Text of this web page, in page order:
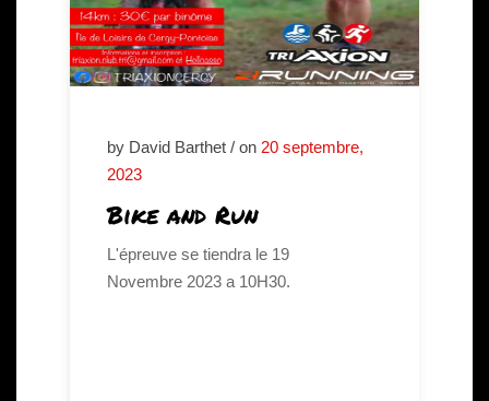
by David Barthet / on 20 septembre,
2023
Bike and Run
L'épreuve se tiendra le 19
Novembre 2023 a 10H30.